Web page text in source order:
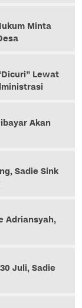
Minta
Lewat
Akan
Sadie Sink
Adriansyah,
Juli, Sadie